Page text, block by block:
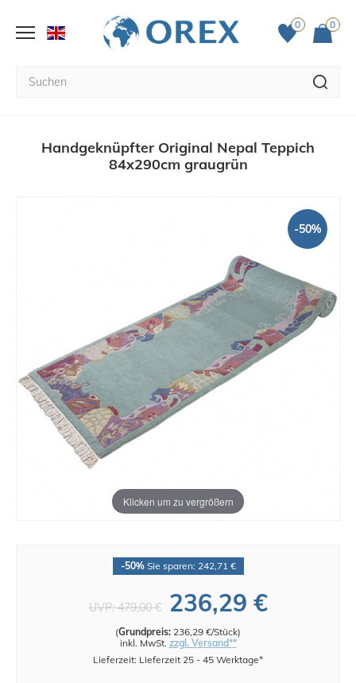
0 0
Handgeknüpfter Original Nepal Teppich
84x290cm graugrün
Klicken um zu vergrößern
-50%
-50%Sie sparen: 242,71 €
UVP:479,00 € 236,29 €
(Grundpreis: 236,29 €/Stück)
inkl. MwSt. zzgl. Versand**
Lieferzeit: Lieferzeit 25 - 45 Werktage*